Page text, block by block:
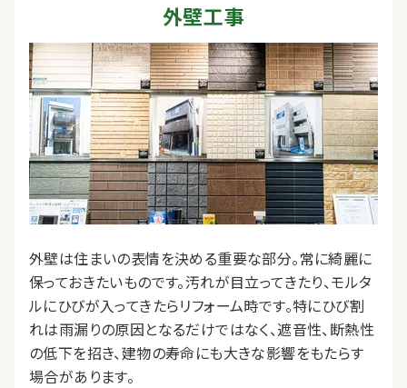
外壁工事
外壁は住まいの表情を決める重要な部分。常に綺麗に
保っておきたいものです。汚れが目立ってきたり、モルタ
ルにひびが入ってきたらリフォーム時です。特にひび割
れは雨漏りの原因となるだけではなく、遮音性、断熱性
の低下を招き、建物の寿命にも大きな影響をもたらす
場合があります。